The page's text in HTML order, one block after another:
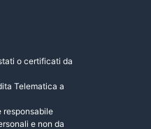
o certificati da
Telematica a
responsabile
e non da